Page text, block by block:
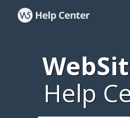
Help